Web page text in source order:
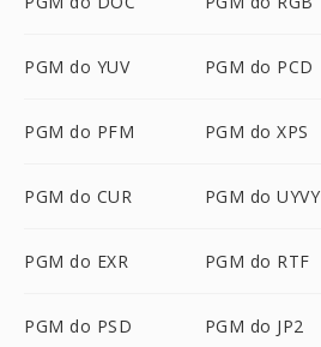
PGM do YUV PGM do PCD
PGM do PFM PGM do XPS
PGM do CUR PGM do UYVY
PGM do EXR PGM do RTF
PGM do PSD PGM do JP2